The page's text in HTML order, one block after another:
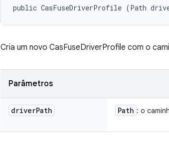
public CasFuseDriverProfile (Path
Cria um novo CasFuseDriverProfile com o
Parâmetros
driverPath Path : o